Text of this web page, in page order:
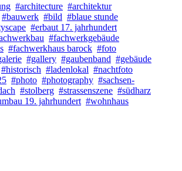
#architecture #architektur
#bauwerk #bild #blaue stunde
#erbaut 17. jahrhundert
#fachwerkgebäude
#fachwerkhaus barock #foto
#gallery #gaubenband #gebäude
#historisch #ladenlokal #nachtfoto
#photo #photography #sachsen-
#stolberg #strassenszene #südharz
19. jahrhundert #wohnhaus